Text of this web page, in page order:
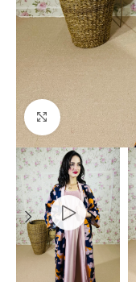
Click to enlarge